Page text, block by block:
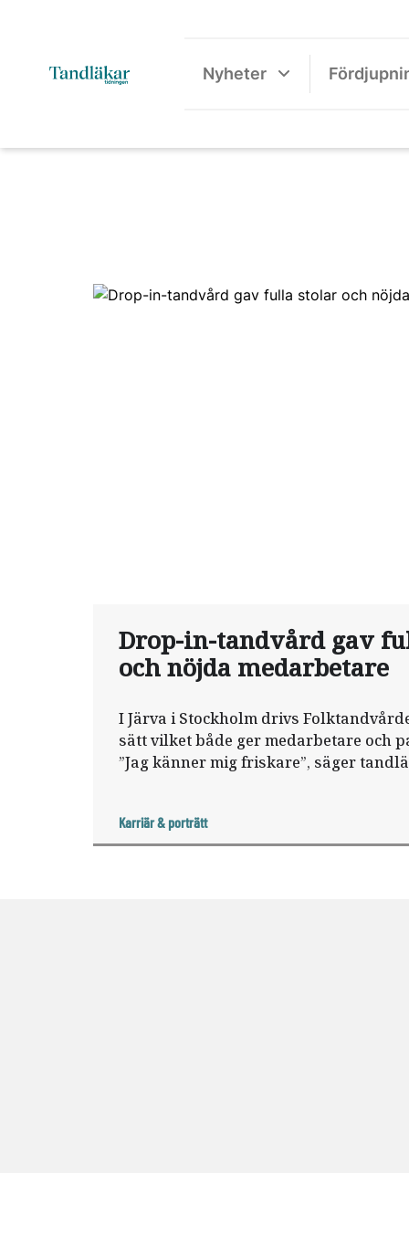
Nyheter
Drop-in-tandvård gav
och nöjda medarbetare
I Järva i Stockholm drivs
sätt vilket både ger medarbetare och
”Jag känner mig friskare”, säger
Karriär & porträtt